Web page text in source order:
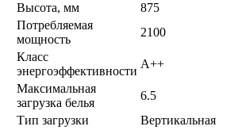
Высота, мм
875
Потребляемая
мощность
2100
Класс
энергоэффективности
A++
Максимальная
загрузка белья
6.5
Тип загрузки
Вертикальная